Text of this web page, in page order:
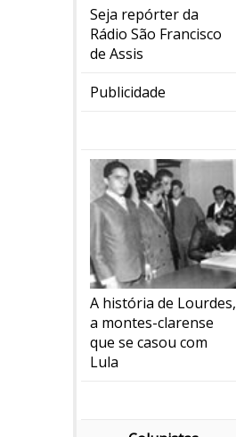
Seja repórter da
Rádio São Francisco
de Assis
Publicidade
A história de Lourdes,
a montes-clarense
que se casou com
Lula